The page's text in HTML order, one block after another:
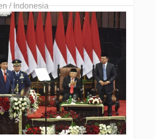
/ Indonesia